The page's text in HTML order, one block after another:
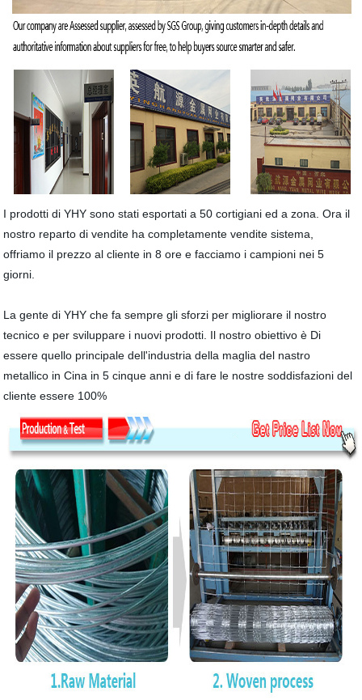
I prodotti di YHY sono stati esportati a 50 cortigiani ed a zona. Ora il
nostro reparto di vendite ha completamente vendite sistema,
offriamo il prezzo al cliente in 8 ore e facciamo i campioni nei 5
giorni.
La gente di YHY che fa sempre gli sforzi per migliorare il nostro
tecnico e per sviluppare i nuovi prodotti. Il nostro obiettivo è Di
essere quello principale dell'industria della maglia del nastro
metallico in Cina in 5 cinque anni e di fare le nostre soddisfazioni del
cliente essere 100%